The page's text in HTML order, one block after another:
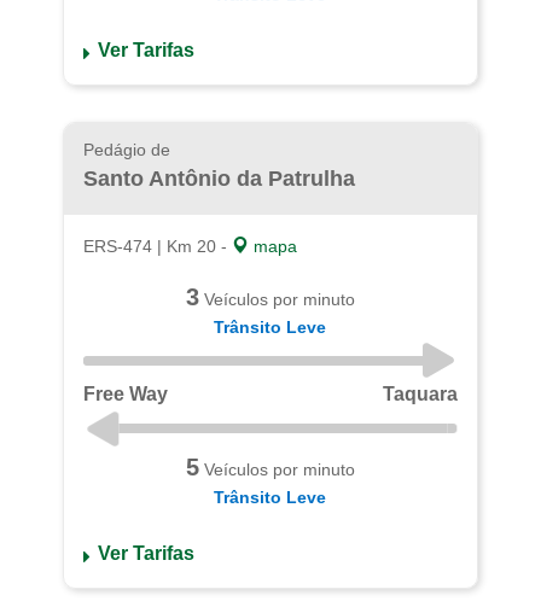
Ver Tarifas
Pedágio de
Santo Antônio da Patrulha
ERS-474 | Km 20 - mapa
3Veículos por minuto
Trânsito Leve
Free Way Taquara
5Veículos por minuto
Trânsito Leve
Ver Tarifas